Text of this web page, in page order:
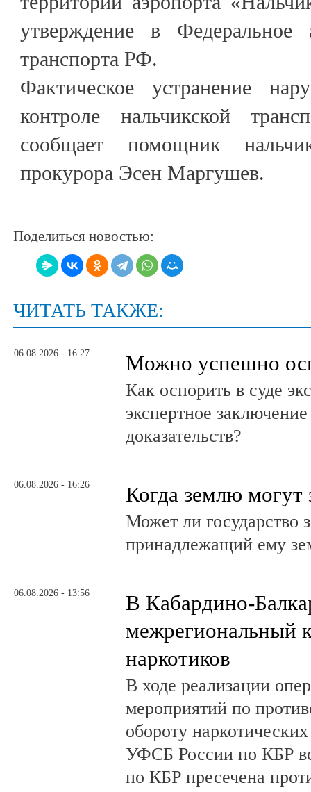
утверждение в Федеральное
транспорта РФ.
Фактическое устранение
контроле нальчикской
сообщает помощник
прокурора Эсен Маргушев.
Поделиться новостью:
ЧИТАТЬ ТАКЖЕ:
06.08.2026 - 16:27 Можно успешно
Как оспорить в суде
экспертное
доказательств?
06.08.2026 - 16:26 Когда землю могут
Может ли государство
принадлежащий ему
06.08.2026 - 13:56
В Кабардино-
межрегиональный
наркотиков
В ходе реализации
мероприятий по
обороту
УФСБ России по КБР
по КБР пресечена